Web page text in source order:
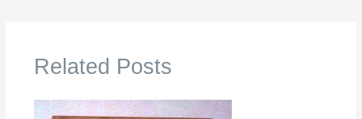
Related Posts